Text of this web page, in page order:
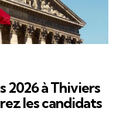
2026 à Thiviers
les candidats